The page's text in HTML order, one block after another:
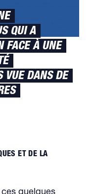
QUI A
FACE À UNE
VUE DANS DE
ET DE LA